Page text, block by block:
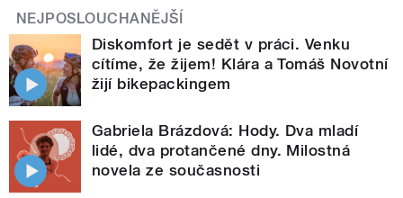
NEJPOSLOUCHANĚJŠÍ
Diskomfort je sedět v práci. Venku
cítíme, že žijem! Klára a Tomáš Novotní
žijí bikepackingem
Gabriela Brázdová: Hody. Dva mladí
lidé, dva protančené dny. Milostná
novela ze současnosti